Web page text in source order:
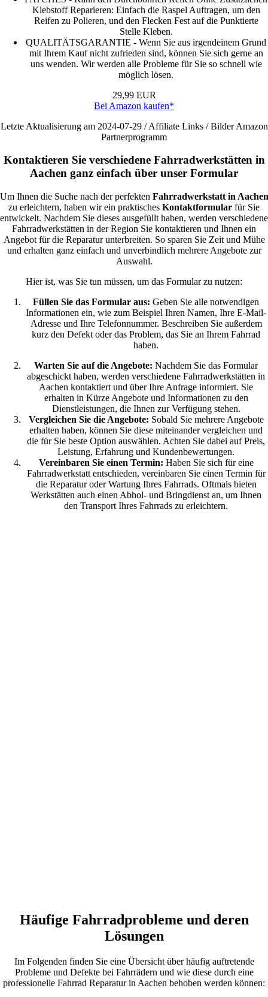
Klebstoff Reparieren: Einfach die Raspel Auftragen, um den
Reifen zu Polieren, und den Flecken Fest auf die Punktierte
Stelle Kleben.
QUALITÄTSGARANTIE - Wenn Sie aus irgendeinem Grund
mit Ihrem Kauf nicht zufrieden sind, können Sie sich gerne an
uns wenden. Wir werden alle Probleme für Sie so schnell wie
möglich lösen.
29,99 EUR
Bei Amazon kaufen*
Letzte Aktualisierung am 2024-07-29 / Affiliate Links / Bilder Amazon
Partnerprogramm
Kontaktieren Sie verschiedene Fahrradwerkstätten in
Aachen ganz einfach über unser Formular
Um Ihnen die Suche nach der perfekten Fahrradwerkstatt in Aachen
zu erleichtern, haben wir ein praktisches Kontaktformular für Sie
entwickelt. Nachdem Sie dieses ausgefüllt haben, werden verschiedene
Fahrradwerkstätten in der Region Sie kontaktieren und Ihnen ein
Angebot für die Reparatur unterbreiten. So sparen Sie Zeit und Mühe
und erhalten ganz einfach und unverbindlich mehrere Angebote zur
Auswahl.
Hier ist, was Sie tun müssen, um das Formular zu nutzen:
Füllen Sie das Formular aus: Geben Sie alle notwendigen
Informationen ein, wie zum Beispiel Ihren Namen, Ihre E-Mail-
Adresse und Ihre Telefonnummer. Beschreiben Sie außerdem
kurz den Defekt oder das Problem, das Sie an Ihrem Fahrrad
haben.
Warten Sie auf die Angebote: Nachdem Sie das Formular
abgeschickt haben, werden verschiedene Fahrradwerkstätten in
Aachen kontaktiert und über Ihre Anfrage informiert. Sie
erhalten in Kürze Angebote und Informationen zu den
Dienstleistungen, die Ihnen zur Verfügung stehen.
Vergleichen Sie die Angebote: Sobald Sie mehrere Angebote
erhalten haben, können Sie diese miteinander vergleichen und
die für Sie beste Option auswählen. Achten Sie dabei auf Preis,
Leistung, Erfahrung und Kundenbewertungen.
Vereinbaren Sie einen Termin: Haben Sie sich für eine
Fahrradwerkstatt entschieden, vereinbaren Sie einen Termin für
die Reparatur oder Wartung Ihres Fahrrads. Oftmals bieten
Werkstätten auch einen Abhol- und Bringdienst an, um Ihnen
den Transport Ihres Fahrrads zu erleichtern.
Häufige Fahrradprobleme und deren
Lösungen
Im Folgenden finden Sie eine Übersicht über häufig auftretende
Probleme und Defekte bei Fahrrädern und wie diese durch eine
professionelle Fahrrad Reparatur in Aachen behoben werden können: